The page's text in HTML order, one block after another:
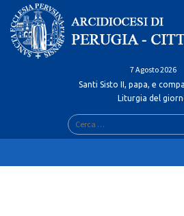
Skip
content
7 Agosto 2026
Santi Sisto II, papa, e
Liturgia del
Ricerca
per: